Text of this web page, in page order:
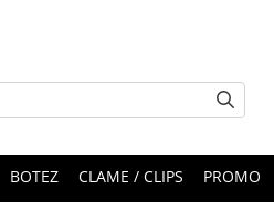
BOTEZ CLAME / CLIPS PROMO